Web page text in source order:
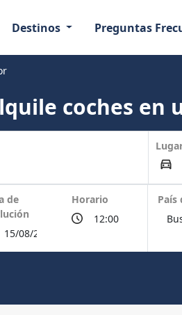
Destinos Preguntas
coches en
de
Horario País